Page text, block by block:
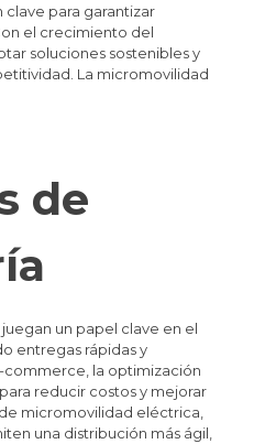
clave para garantizar
el crecimiento del
soluciones sostenibles y
La micromovilidad
de
un papel clave en el
entregas rápidas y
la optimización
reducir costos y mejorar
micromovilidad eléctrica,
una distribución más ágil,